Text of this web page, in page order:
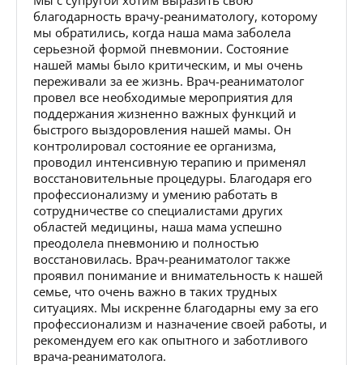
благодарность врачу-реаниматологу, которому
мы обратились, когда наша мама заболела
серьезной формой пневмонии. Состояние
нашей мамы было критическим, и мы очень
переживали за ее жизнь. Врач-реаниматолог
провел все необходимые мероприятия для
поддержания жизненно важных функций и
быстрого выздоровления нашей мамы. Он
контролировал состояние ее организма,
проводил интенсивную терапию и применял
восстановительные процедуры. Благодаря его
профессионализму и умению работать в
сотрудничестве со специалистами других
областей медицины, наша мама успешно
преодолела пневмонию и полностью
восстановилась. Врач-реаниматолог также
проявил понимание и внимательность к нашей
семье, что очень важно в таких трудных
ситуациях. Мы искренне благодарны ему за его
профессионализм и назначение своей работы, и
рекомендуем его как опытного и заботливого
врача-реаниматолога.